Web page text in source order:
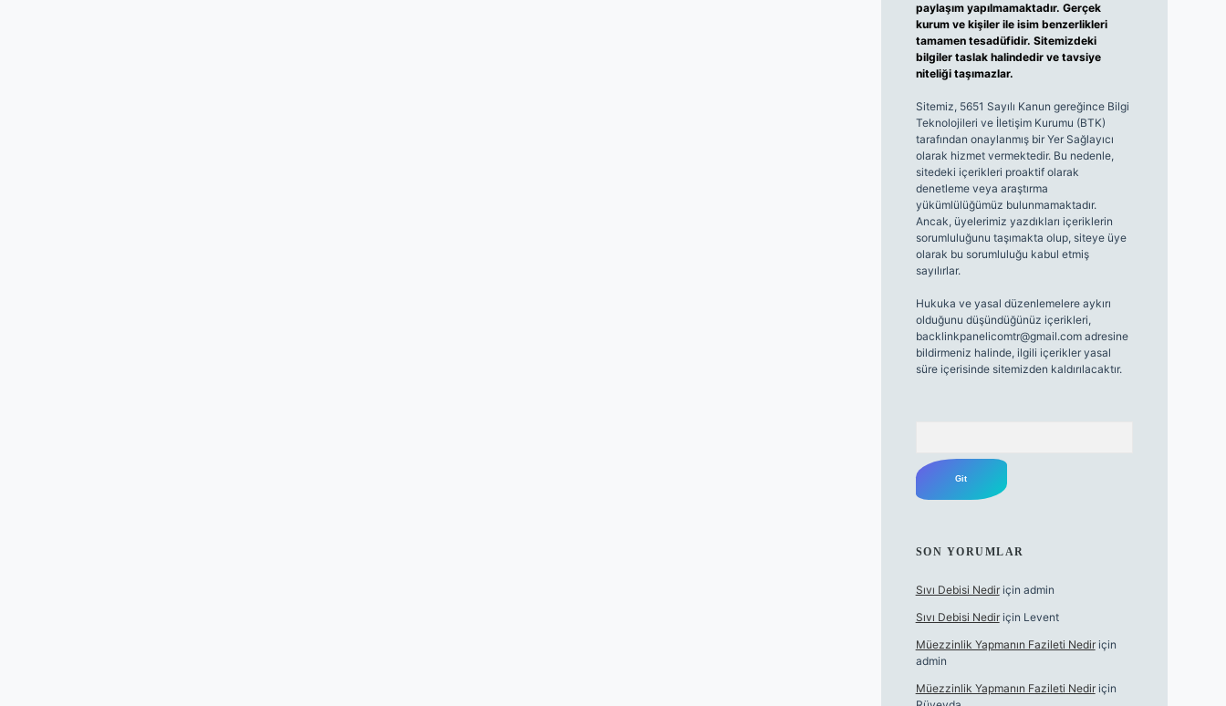
paylaşım yapılmamaktadır. Gerçek
kurum ve kişiler ile isim benzerlikleri
tamamen tesadüfidir. Sitemizdeki
bilgiler taslak halindedir ve tavsiye
niteliği taşımazlar.
Sitemiz, 5651 Sayılı Kanun gereğince Bilgi
Teknolojileri ve İletişim Kurumu (BTK)
tarafından onaylanmış bir Yer Sağlayıcı
olarak hizmet vermektedir. Bu nedenle,
sitedeki içerikleri proaktif olarak
denetleme veya araştırma
yükümlülüğümüz bulunmamaktadır.
Ancak, üyelerimiz yazdıkları içeriklerin
sorumluluğunu taşımakta olup, siteye üye
olarak bu sorumluluğu kabul etmiş
sayılırlar.
Hukuka ve yasal düzenlemelere aykırı
olduğunu düşündüğünüz içerikleri,
backlinkpanelicomtr@gmail.comadresine
bildirmeniz halinde, ilgili içerikler yasal
süre içerisinde sitemizden kaldırılacaktır.
SON YORUMLAR
Sıvı Debisi Nediriçin admin
Sıvı Debisi Nediriçin Levent
Müezzinlik Yapmanın Fazileti Nediriçin
admin
Müezzinlik Yapmanın Fazileti Nediriçin